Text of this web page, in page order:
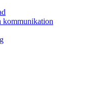
kommunikation